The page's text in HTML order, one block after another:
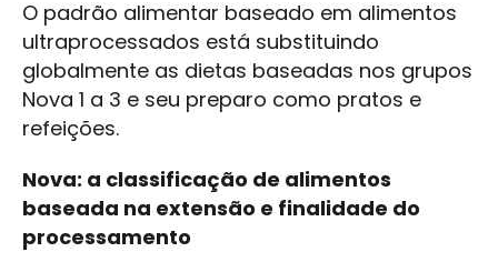
O padrão alimentar baseado em alimentos
ultraprocessados está substituindo
globalmente as dietas baseadas nos grupos
Nova 1 a 3 e seu preparo como pratos e
refeições.
Nova: a classificação de alimentos
baseada na extensão e finalidade do
processamento